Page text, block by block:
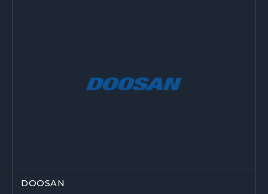
DOOSAN